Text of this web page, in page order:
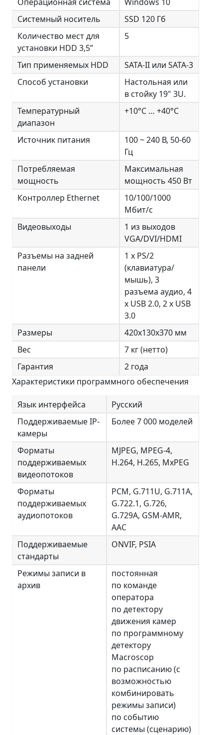
Системный носитель
SSD 120 Гб
Количество мест для
установки HDD 3,5”
5
Тип применяемых HDD
SATA-II или SATA-3
Способ установки
Настольная или
в стойку 19" 3U.
Температурный
диапазон
+10°С … +40°С
Источник питания
100 ~ 240 В, 50-60
Гц
Потребляемая
мощность
Максимальная
мощность 450 Вт
Контроллер Ethernet
10/100/1000
Мбит/с
Видеовыходы
1 из выходов
VGA/DVI/HDMI
Разъемы на задней
панели
1 x PS/2
(клавиатура/
мышь), 3
разъема аудио, 4
x USB 2.0, 2 x USB
3.0
Размеры
420х130х370 мм
Вес
7 кг (нетто)
Гарантия
2 года
Характеристики программного обеспечения
Язык интерфейса
Русский
Поддерживаемые IP-
камеры
Более 7 000 моделей
Форматы
поддерживаемых
видеопотоков
MJPEG, MPEG-4,
H.264, H.265, MxPEG
Форматы
поддерживаемых
аудиопотоков
PCM, G.711U, G.711A,
G.722.1, G.726,
G.729A, GSM-AMR,
AAC
Поддерживаемые
стандарты
ONVIF, PSIA
Режимы записи в
архив
постоянная
по команде
оператора
по детектору
движения камер
по программному
детектору
Macroscop
по расписанию (с
возможностью
комбинировать
режимы записи)
по событию
системы (сценарию)